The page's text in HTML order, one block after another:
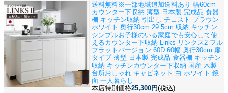
送料無料※一部地域追加送料あり 幅60cm
カウンター下収納 薄型 日本製 完成品 食器
棚 キッチン収納 引出し チェスト ブラウン
ホワイト 奥行30cm 29.5cm 収納 キッチン
シンプルお子様のいる家庭でも安心して使
えるカウンター下収納 Links リンクス2 フル
フラットバージョン 60D 60幅 奥行30cm 扉
タイプ 薄型 日本製 完成品 食器棚 キッチン
収納 キッチンカウンター下収納 国産 木製
台所おしゃれ キャビネット 白 ホワイト 鏡
面 一人暮らし
本店特別価格25,300円(税込)